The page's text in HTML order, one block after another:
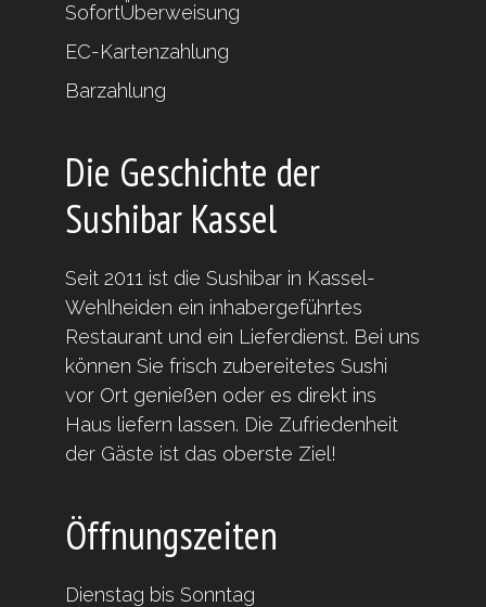
SofortÜberweisung
EC-Kartenzahlung
Barzahlung
Die Geschichte der
Sushibar Kassel
Seit 2011 ist die Sushibar in Kassel-
Wehlheiden ein inhabergeführtes
Restaurant und ein Lieferdienst. Bei uns
können Sie frisch zubereitetes Sushi
vor Ort genießen oder es direkt ins
Haus liefern lassen. Die Zufriedenheit
der Gäste ist das oberste Ziel!
Öffnungszeiten
Dienstag bis Sonntag